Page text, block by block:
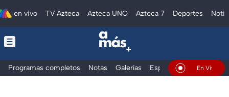
en vivo TV Azteca Azteca UNO Azteca 7 Deportes
Programas completos Notas Galerías Especiales En Vivo